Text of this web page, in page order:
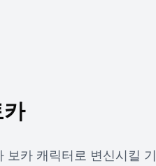
카 캐릭터로 변신시킬